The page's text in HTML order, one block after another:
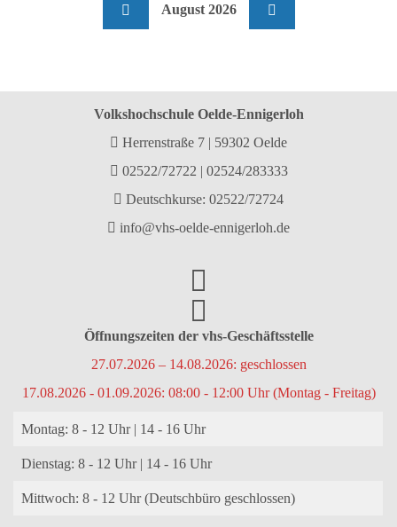
August 2026
Volkshochschule Oelde-Ennigerloh
Herrenstraße 7 | 59302 Oelde
02522/72722 | 02524/283333
Deutschkurse: 02522/72724
info@vhs-oelde-ennigerloh.de
Öffnungszeiten der vhs-Geschäftsstelle
27.07.2026 – 14.08.2026: geschlossen
17.08.2026 - 01.09.2026: 08:00 - 12:00 Uhr (Montag - Freitag)
Montag: 8 - 12 Uhr | 14 - 16 Uhr
Dienstag: 8 - 12 Uhr | 14 - 16 Uhr
Mittwoch: 8 - 12 Uhr (Deutschbüro geschlossen)